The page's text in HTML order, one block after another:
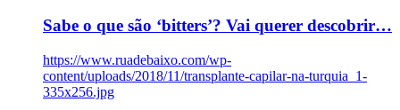
Sabe o que são ‘bitters’? Vai querer descobrir…
https://www.ruadebaixo.com/wp-
content/uploads/2018/11/transplante-capilar-na-turquia_1-
335x256.jpg